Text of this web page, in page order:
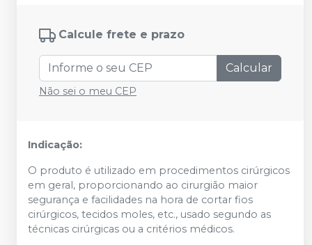
Calcule frete e prazo
Calcular
Não sei o meu CEP
Indicação:
O produto é utilizado em procedimentos cirúrgicos
em geral, proporcionando ao cirurgião maior
segurança e facilidades na hora de cortar fios
cirúrgicos, tecidos moles, etc., usado segundo as
técnicas cirúrgicas ou a critérios médicos.